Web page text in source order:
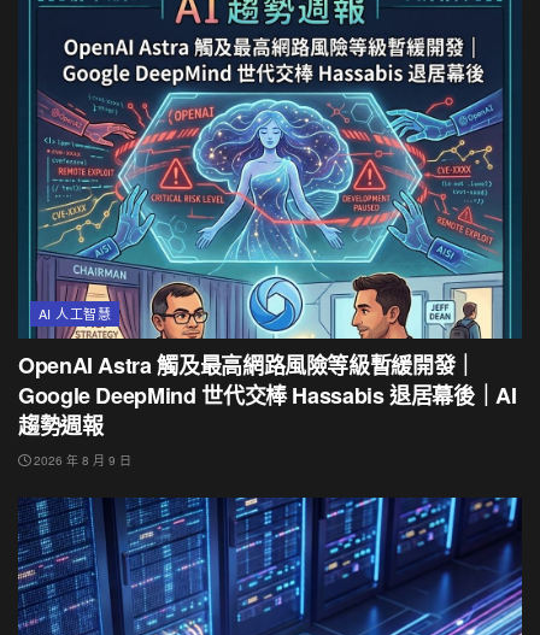
AI 人工智慧
OpenAI Astra 觸及最高網路風險等級暫緩開發｜
Google DeepMind 世代交棒 Hassabis 退居幕後｜AI
趨勢週報
2026 年 8 月 9 日